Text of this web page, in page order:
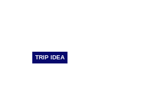
TRIP IDEA